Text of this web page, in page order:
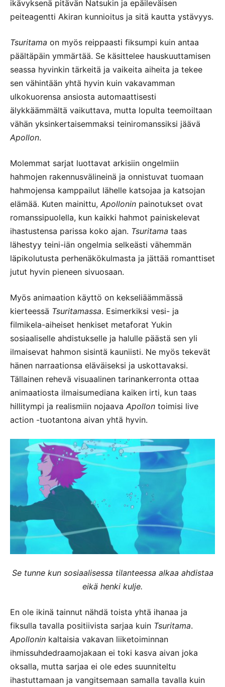
ikävyksenä pitävän Natsukin ja epäileväisen
peiteagentti Akiran kunnioitus ja sitä kautta ystävyys.
Tsuritama on myös reippaasti fiksumpi kuin antaa
päältäpäin ymmärtää. Se käsittelee hauskuuttamisen
seassa hyvinkin tärkeitä ja vaikeita aiheita ja tekee
sen vähintään yhtä hyvin kuin vakavamman
ulkokuorensa ansiosta automaattisesti
älykkäämmältä vaikuttava, mutta lopulta teemoiltaan
vähän yksinkertaisemmaksi teiniromanssiksi jäävä
Apollon.
Molemmat sarjat luottavat arkisiin ongelmiin
hahmojen rakennusvälineinä ja onnistuvat tuomaan
hahmojensa kamppailut lähelle katsojaa ja katsojan
elämää. Kuten mainittu, Apollonin painotukset ovat
romanssipuolella, kun kaikki hahmot painiskelevat
ihastustensa parissa koko ajan. Tsuritama taas
lähestyy teini-iän ongelmia selkeästi vähemmän
läpikolutusta perhenäkökulmasta ja jättää romanttiset
jutut hyvin pieneen sivuosaan.
Myös animaation käyttö on kekseliäämmässä
kierteessä Tsuritamassa. Esimerkiksi vesi- ja
filmikela-aiheiset henkiset metaforat Yukin
sosiaaliselle ahdistukselle ja halulle päästä sen yli
ilmaisevat hahmon sisintä kauniisti. Ne myös tekevät
hänen narraationsa eläväiseksi ja uskottavaksi.
Tällainen rehevä visuaalinen tarinankerronta ottaa
animaatiosta ilmaisumediana kaiken irti, kun taas
hillitympi ja realismiin nojaava Apollon toimisi live
action -tuotantona aivan yhtä hyvin.
Se tunne kun sosiaalisessa tilanteessa alkaa ahdistaa
eikä henki kulje.
En ole ikinä tainnut nähdä toista yhtä ihanaa ja
fiksulla tavalla positiivista sarjaa kuin Tsuritama.
Apollonin kaltaisia vakavan liiketoiminnan
ihmissuhdedraamojakaan ei toki kasva aivan joka
oksalla, mutta sarjaa ei ole edes suunniteltu
ihastuttamaan ja vangitsemaan samalla tavalla kuin